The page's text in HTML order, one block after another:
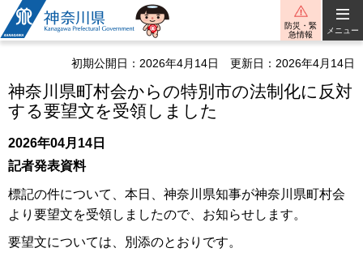
神奈川県
防災・緊
急情報
メニュー
初期公開日：2026年4月14日 更新日：2026年4月14日
神奈川県町村会からの特別市の法制化に反対
する要望文を受領しました
2026年04月14日
記者発表資料
標記の件について、本日、神奈川県知事が神奈川県町村会
より要望文を受領しましたので、お知らせします。
要望文については、別添のとおりです。